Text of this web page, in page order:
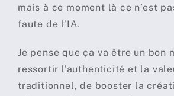
mais à ce moment là ce n’est
faute de l’IA.
Je pense que ça va être un bon
ressortir l’authenticité et la
traditionnel, de booster la